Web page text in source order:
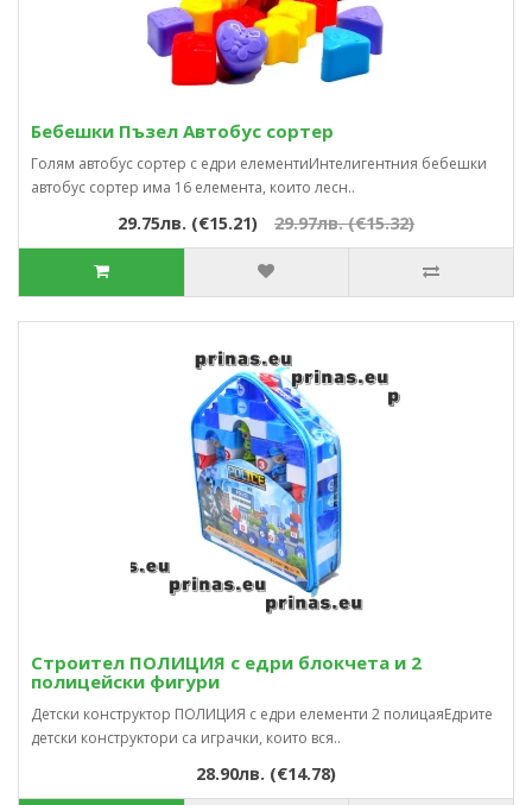
Бебешки Пъзел Автобус сортер
Голям автобус сортер с едри елементиИнтелигентния бебешки
автобус сортер има 16 елемента, които лесн..
29.75лв. (€15.21) 29.97лв. (€15.32)
Строител ПОЛИЦИЯ с едри блокчета и 2
полицейски фигури
Детски конструктор ПОЛИЦИЯ с едри елементи 2 полицаяЕдрите
детски конструктори са играчки, които вся..
28.90лв. (€14.78)